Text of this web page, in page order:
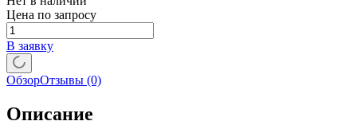
Цена по запросу
В заявку
ОбзорОтзывы (0)
Описание